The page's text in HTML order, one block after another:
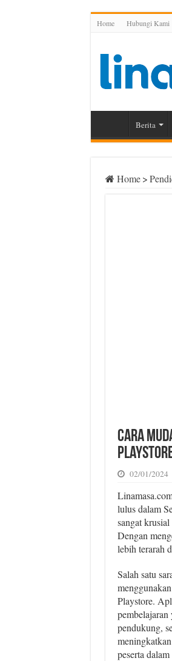
Home Hubungi Kami
Berita
Home >
Cara
02/01/2024
lulus dalam
sangat
Dengan
lebih terarah
Salah satu
Playstore.
pendukung,
peserta